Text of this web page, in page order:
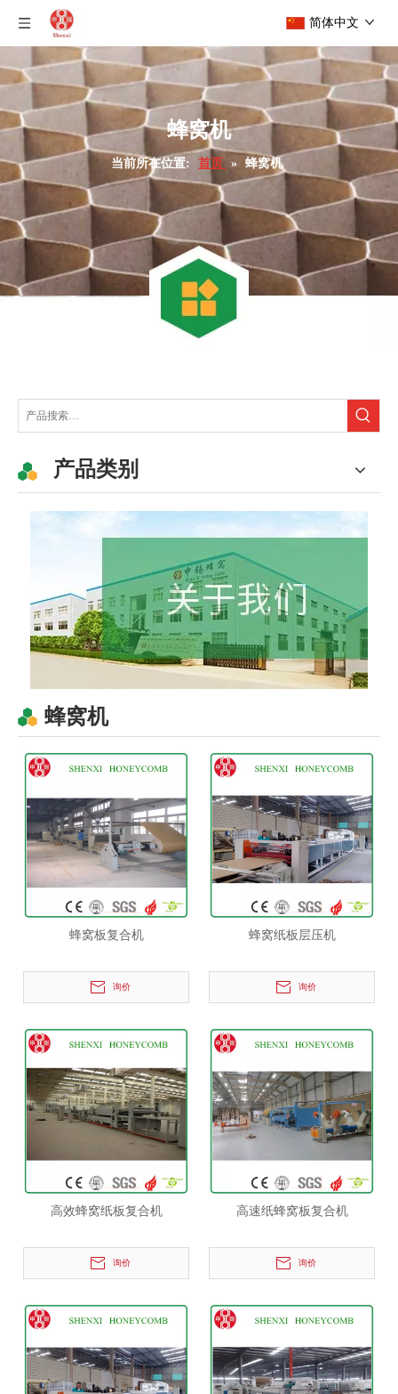
简体中文
蜂窝机
当前所在位置: 首页 » 蜂窝机
产品类别
蜂窝机
蜂窝板复合机
询价
蜂窝纸板层压机
询价
高效蜂窝纸板复合机
询价
高速纸蜂窝板复合机
询价